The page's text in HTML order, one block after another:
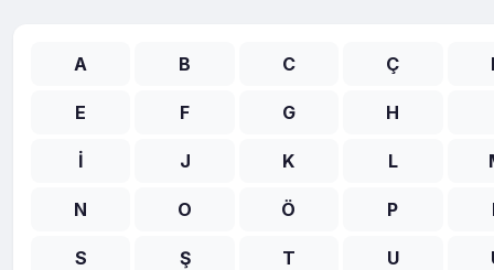
A B C Ç
E F G H
İ J K L
N O Ö P
S Ş T U